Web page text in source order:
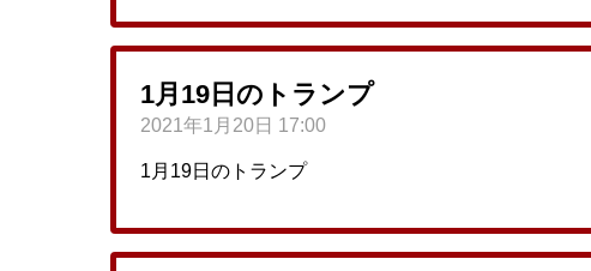
1月19日のトランプ
2021年1月20日 17:00
1月19日のトランプ